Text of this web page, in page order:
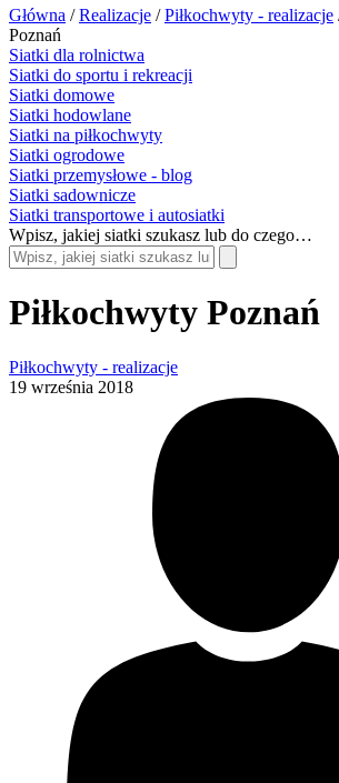
Główna /Realizacje /Piłkochwyty - realizacje
Poznań
Siatki dla rolnictwa
Siatki do sportu i rekreacji
Siatki domowe
Siatki hodowlane
Siatki na piłkochwyty
Siatki ogrodowe
Siatki przemysłowe - blog
Siatki sadownicze
Siatki transportowe i autosiatki
Wpisz, jakiej siatki szukasz lub do czego…
Piłkochwyty Poznań
Piłkochwyty - realizacje
19 września 2018